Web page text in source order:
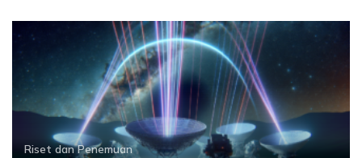
Riset dan Penemuan